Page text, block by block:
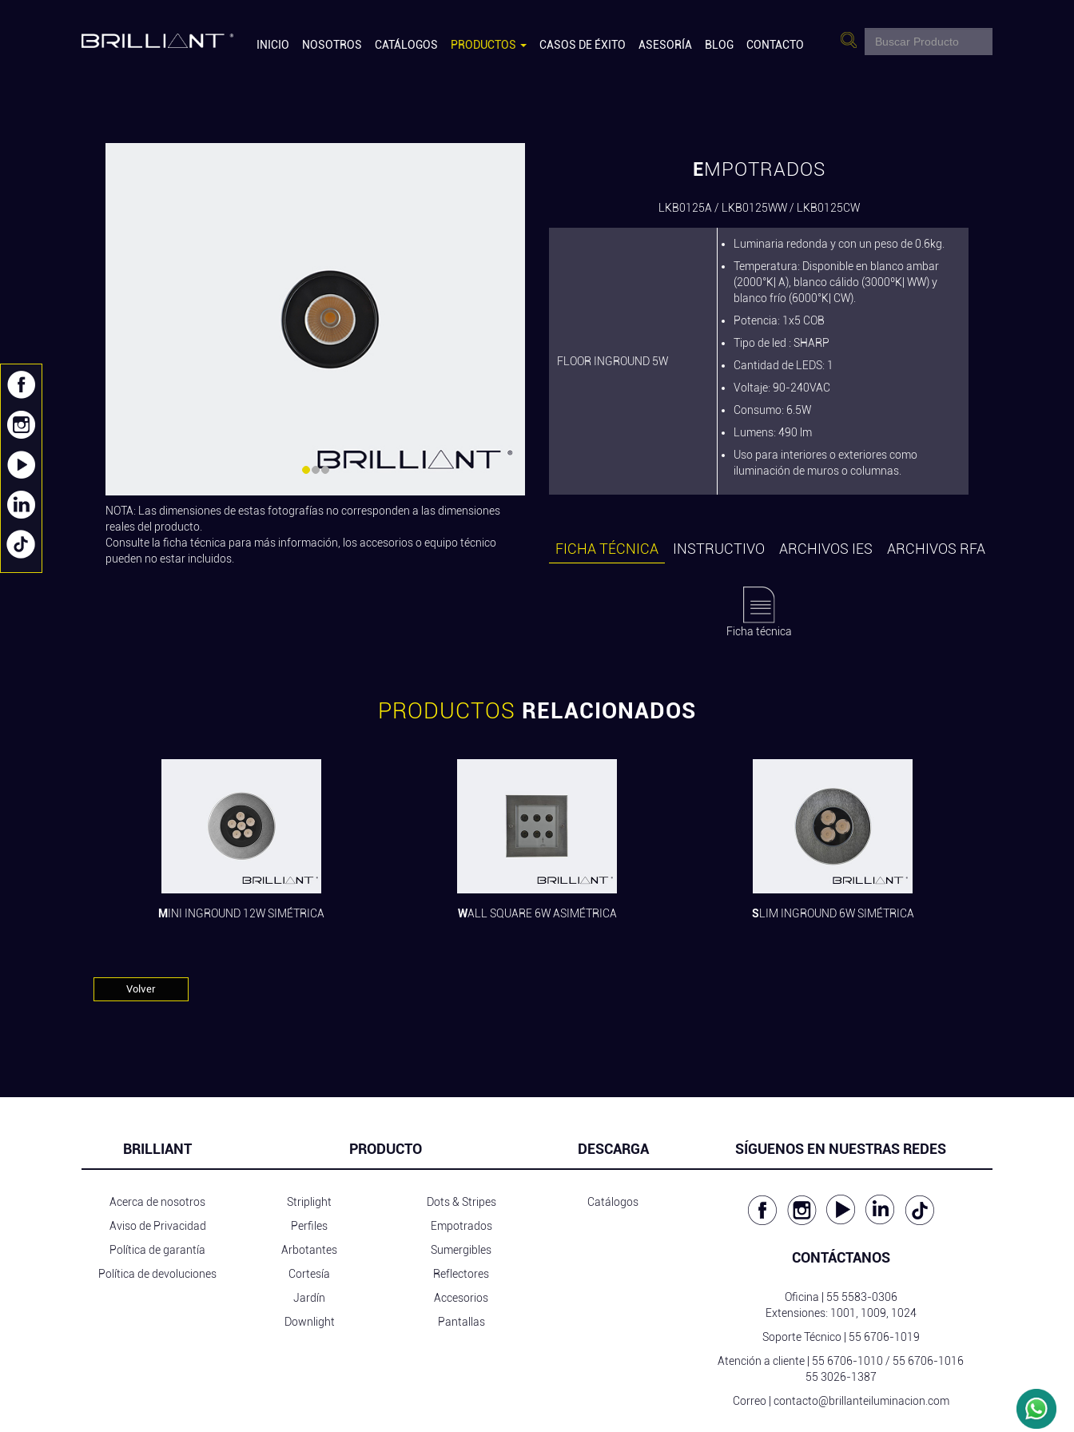
INICIO NOSOTROS CATÁLOGOS PRODUCTOS CASOS DE ÉXITO ASESORÍA BLOG CONTACTO
NOTA: Las dimensiones de estas fotografías no corresponden a las dimensiones
reales del producto.
Consulte la ficha técnica para más información, los accesorios o equipo técnico
pueden no estar incluidos.
EMPOTRADOS
LKB0125A / LKB0125WW / LKB0125CW
FLOOR INGROUND 5W
Luminaria redonda y con un peso de 0.6kg.
Temperatura: Disponible en blanco ambar
(2000°K| A), blanco cálido (3000ºK| WW) y
blanco frío (6000°K| CW).
Potencia: 1x5 COB
Tipo de led : SHARP
Cantidad de LEDS: 1
Voltaje: 90-240VAC
Consumo: 6.5W
Lumens: 490 lm
Uso para interiores o exteriores como
iluminación de muros o columnas.
FICHA TÉCNICA INSTRUCTIVO ARCHIVOS IES ARCHIVOS RFA
Ficha técnica
PRODUCTOS RELACIONADOS
MINI INGROUND 12W SIMÉTRICA WALL SQUARE 6W ASIMÉTRICA SLIM INGROUND 6W SIMÉTRICA
Volver
BRILLIANT
Acerca de nosotros
Aviso de Privacidad
Política de garantía
Política de devoluciones
PRODUCTO
Striplight
Perfiles
Arbotantes
Cortesía
Jardín
Downlight
Dots & Stripes
Empotrados
Sumergibles
Reflectores
Accesorios
Pantallas
DESCARGA
Catálogos
SÍGUENOS EN NUESTRAS REDES
CONTÁCTANOS
Oficina | 55 5583-0306
Extensiones: 1001, 1009, 1024
Soporte Técnico | 55 6706-1019
Atención a cliente | 55 6706-1010 / 55 6706-1016
55 3026-1387
Correo | contacto@brillanteiluminacion.com